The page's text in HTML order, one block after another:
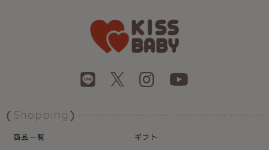
Shopping
商品一覧
ギフト